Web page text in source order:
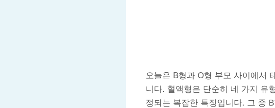
오늘은 B형과 O형 부모 사이에서
니다. 혈액형은 단순히 네 가지 유
정되는 복잡한 특징입니다. 그 중